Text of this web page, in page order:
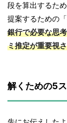
段を算出するた
提案するための
銀行で必要な思
ミ推定が重要視
解くための5